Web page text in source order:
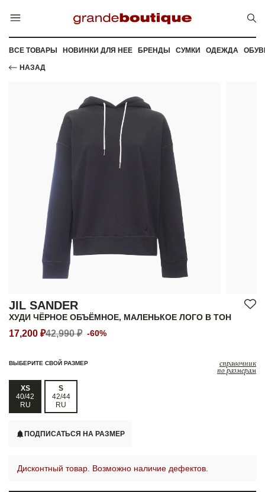
ВСЕ ТОВАРЫ НОВИНКИ ДЛЯ НЕЕ БРЕНДЫ СУМКИ ОДЕЖДА
НАЗАД
JIL SANDER
ХУДИ ЧЁРНОЕ ОБЪЁМНОЕ, МАЛЕНЬКОЕ ЛОГО В ТОН
17,200 ₽42,990 ₽ -60%
ВЫБЕРИТЕ СВОЙ РАЗМЕР справочник
по размерам
XS
40/42
RU
S
42/44
RU
ПОДПИСАТЬСЯ НА РАЗМЕР
Дисконтный товар. Возможно наличие дефектов.